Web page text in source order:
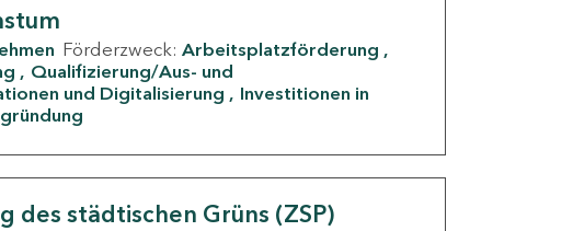
Förderzweck: Arbeitsplatzförderung
Qualifizierung/Aus- und
und Digitalisierung
Investitionen in
des städtischen Grüns (ZSP)